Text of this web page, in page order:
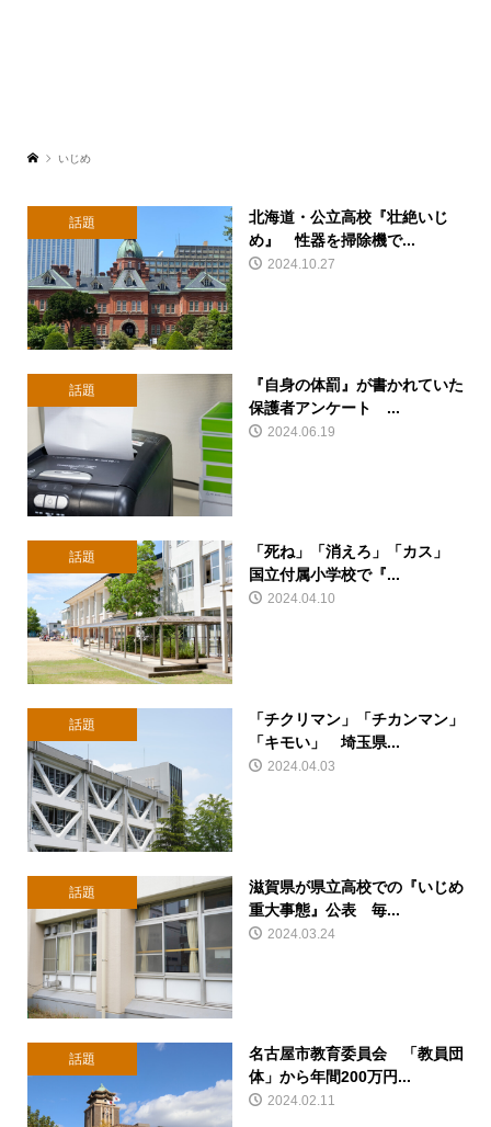
いじめ
話題
北海道・公立高校『壮絶いじ
め』 性器を掃除機で...
2024.10.27
話題
『自身の体罰』が書かれていた
保護者アンケート ...
2024.06.19
話題
「死ね」「消えろ」「カス」
国立付属小学校で『...
2024.04.10
話題
「チクリマン」「チカンマン」
「キモい」 埼玉県...
2024.04.03
話題
滋賀県が県立高校での『いじめ
重大事態』公表 毎...
2024.03.24
話題
名古屋市教育委員会 「教員団
体」から年間200万円...
2024.02.11